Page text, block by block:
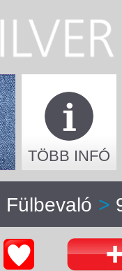
TÖBB INFÓ
Fülbevaló >